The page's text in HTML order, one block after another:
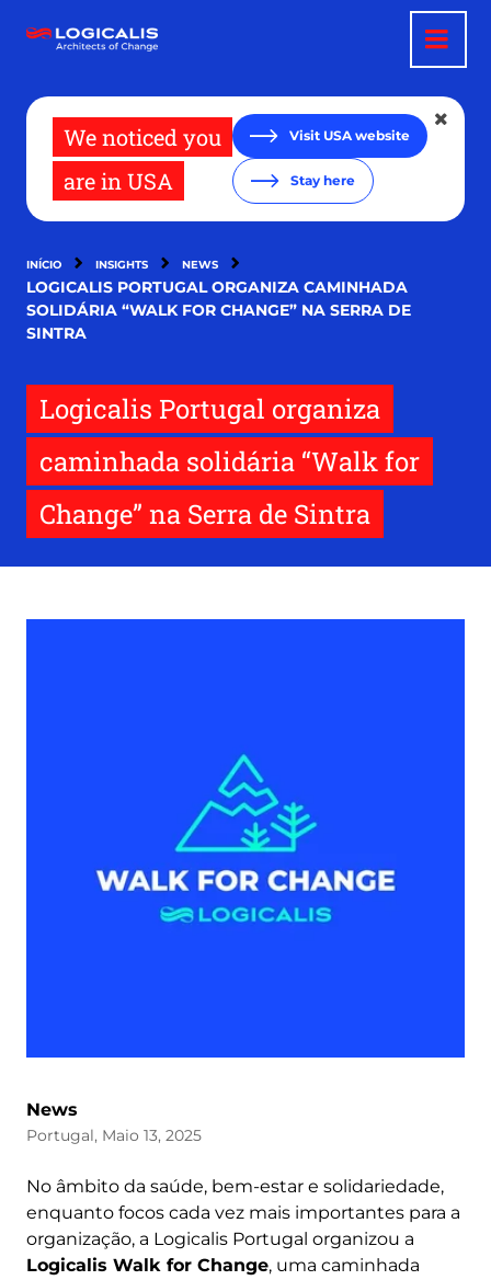
para
We noticed you
are in USA
Visit USA website
Stay here
INÍCIO INSIGHTS NEWS
LOGICALIS PORTUGAL ORGANIZA CAMINHADA
SOLIDÁRIA “WALK FOR CHANGE” NA SERRA DE
SINTRA
Logicalis Portugal organiza
caminhada solidária “Walk for
Change” na Serra de Sintra
News
Portugal, Maio 13, 2025
No âmbito da saúde, bem-estar e solidariedade,
enquanto focos cada vez mais importantes para a
organização, a Logicalis Portugal organizou a
Logicalis Walk for Change, uma caminhada